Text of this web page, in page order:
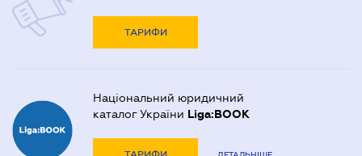
ТАРИФИ
Національний юридичний
каталог України Liga:BOOK